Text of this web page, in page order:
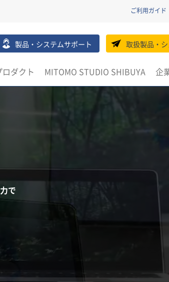
ご利用ガイド
製品・システムサポート 取扱製品・
ロダクト MITOMO STUDIO SHIBUYA 企
で